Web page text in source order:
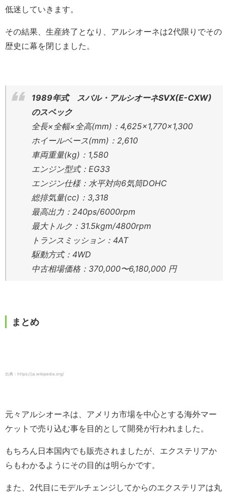
低迷していきます。
その結果、生産終了となり、アルシオーネは2代限りでその
歴史に幕を閉じました。
1989年式 スバル・アルシオーネSVX(E-CXW)
のスペック
全長×全幅×全高(mm)：4,625×1,770×1,300
ホイールベース(mm)：2,610
車両重量(kg)：1,580
エンジン型式：EG33
エンジン仕様：水平対向6気筒DOHC
総排気量(cc)：3,318
最高出力：240ps/6000rpm
最大トルク：31.5kgm/4800rpm
トランスミッション：4AT
駆動方式：4WD
中古相場価格：370,000〜6,180,000 円
まとめ
出典：https://ja.wikipedia.org/
元々アルシオーネは、アメリカ市場を中心とする海外マー
ケットで売り込む事を目的として開発が行われました。
もちろん日本国内でも販売されましたが、エクステリアか
らもわかるようにその目的は明らかです。
また、2代目にモデルチェンジしてからのエクステリアは丸